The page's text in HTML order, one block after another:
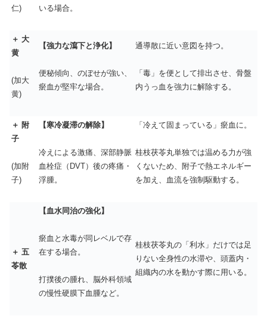
仁)
いる場合。
＋ 大
黄
(加大
黄)
【強力な瀉下と浄化】
便秘傾向、のぼせが強い、
瘀血が堅牢な場合。
通導散に近い意図を持つ。
「毒」を便として排出させ、骨盤
内うっ血を強力に解除する。
＋ 附
子
(加附
子)
【寒冷凝滞の解除】
冷えによる激痛、深部静脈
血栓症（DVT）後の疼痛・
浮腫。
「冷えて固まっている」瘀血に。
桂枝茯苓丸単独では温める力が強
くないため、附子で熱エネルギー
を加え、血流を強制駆動する。
＋ 五
苓散
【血水同治の強化】
瘀血と水毒が同レベルで存
在する場合。
打撲後の腫れ、脳外科領域
の慢性硬膜下血腫など。
桂枝茯苓丸の「利水」だけでは足
りない全身性の水滞や、頭蓋内・
組織内の水を動かす際に用いる。